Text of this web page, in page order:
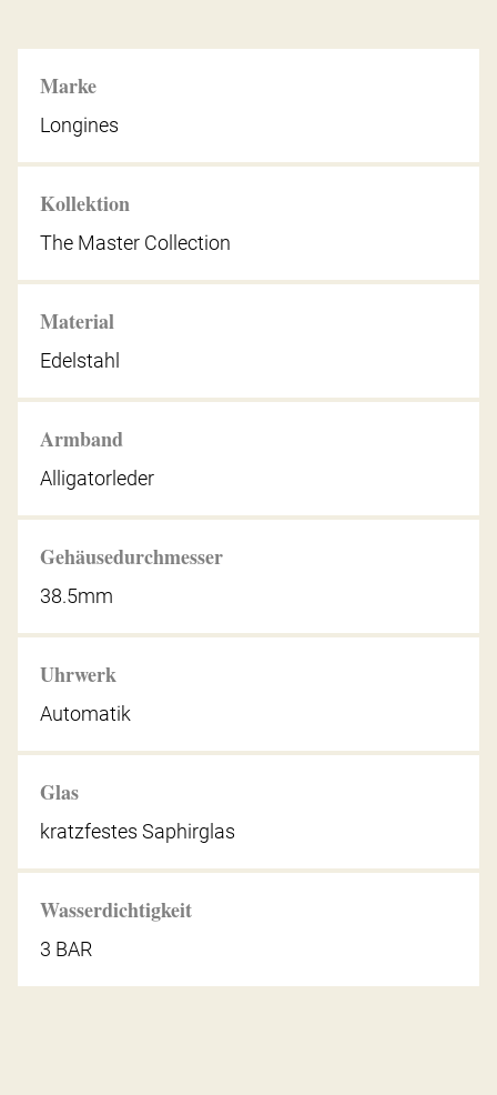
Marke
Longines
Kollektion
The Master Collection
Material
Edelstahl
Armband
Alligatorleder
Gehäusedurchmesser
38.5mm
Uhrwerk
Automatik
Glas
kratzfestes Saphirglas
Wasserdichtigkeit
3 BAR